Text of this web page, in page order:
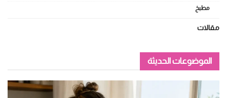
مطبخ
مقالات
الموضوعات الحديثة